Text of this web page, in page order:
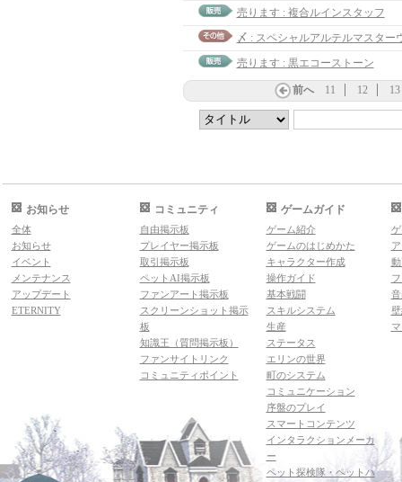
売ります : 複合ルインスタッフ
売ります : 黒エコーストーン
前へ 11 12 13
お知らせ
全体
お知らせ
イベント
メンテナンス
アップデート
ETERNITY
コミュニティ
自由掲示板
プレイヤー掲示板
取引掲示板
ペットAI掲示板
ファンアート掲示板
スクリーンショット掲示
板
知識王（質問掲示板）
ファンサイトリンク
コミュニティポイント
ゲームガイド
ゲーム紹介
ゲームのはじめかた
キャラクター作成
操作ガイド
基本戦闘
スキルシステム
生産
ステータス
エリンの世界
町のシステム
コミュニケーション
序盤のプレイ
スマートコンテンツ
インタラクションメーカ
ー
ペット探検隊・ペットハ